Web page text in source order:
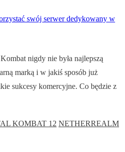
swój serwer dedykowany w
nigdy nie była najlepszą
marką i w jakiś sposób już
sukcesy komercyjne. Co będzie z
KOMBAT 12 NETHERREALM